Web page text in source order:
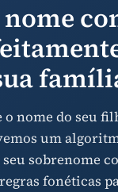
nome
o nome do seu
um
seu sobrenome
fonéticas